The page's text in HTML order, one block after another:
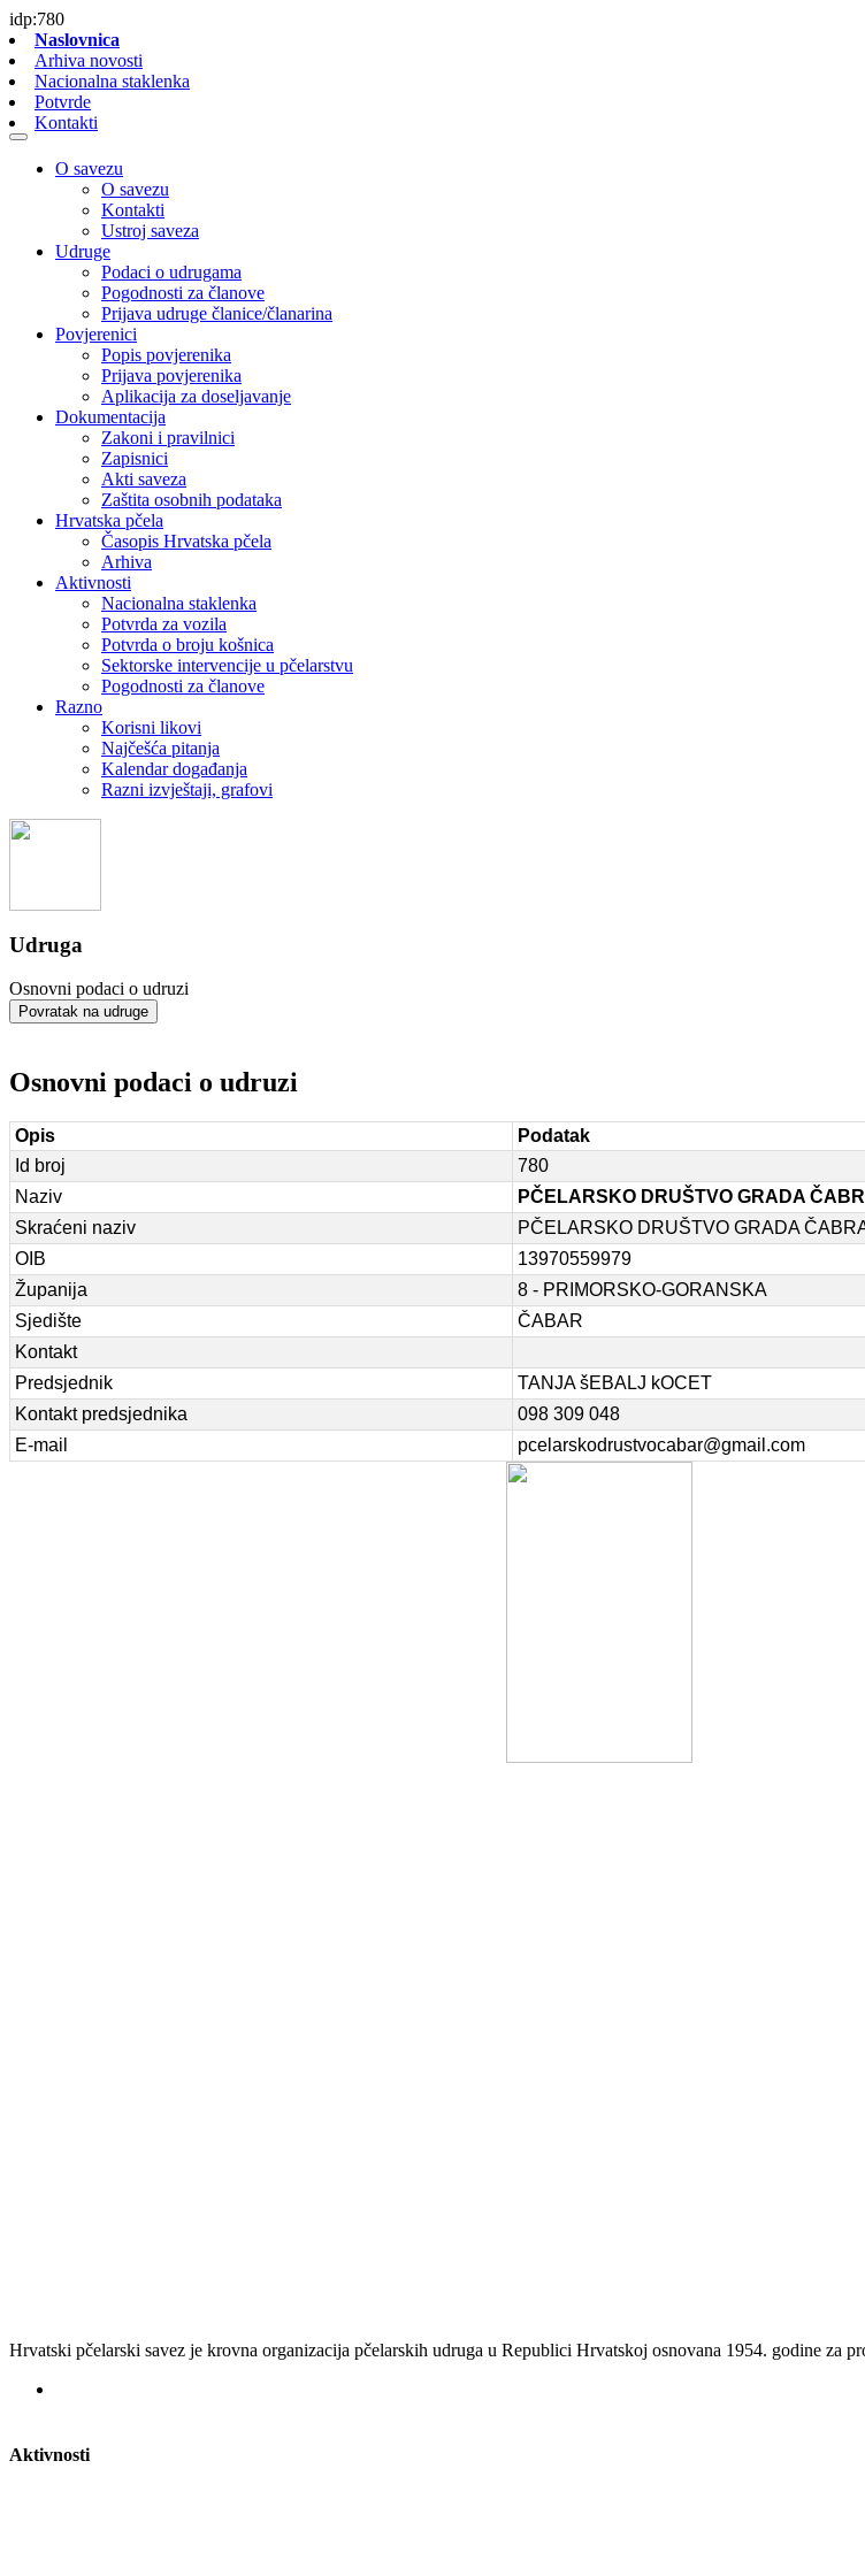
idp:780
Naslovnica
Arhiva novosti
Nacionalna staklenka
Potvrde
Kontakti
O savezu
O savezu
Kontakti
Ustroj saveza
Udruge
Podaci o udrugama
Pogodnosti za članove
Prijava udruge članice/članarina
Povjerenici
Popis povjerenika
Prijava povjerenika
Aplikacija za doseljavanje
Dokumentacija
Zakoni i pravilnici
Zapisnici
Akti saveza
Zaštita osobnih podataka
Hrvatska pčela
Časopis Hrvatska pčela
Arhiva
Aktivnosti
Nacionalna staklenka
Potvrda za vozila
Potvrda o broju košnica
Sektorske intervencije u pčelarstvu
Pogodnosti za članove
Razno
Korisni likovi
Najčešća pitanja
Kalendar događanja
Razni izvještaji, grafovi
Udruga
Osnovni podaci o udruzi
Povratak na udruge
Osnovni podaci o udruzi
Opis
Podatak
Id broj
780
Naziv
PČELARSKO DRUŠTVO GRADA
Skraćeni naziv
PČELARSKO DRUŠTVO GRADA
OIB
13970559979
Županija
8 - PRIMORSKO-GORANSKA
Sjedište
ČABAR
Kontakt
Predsjednik
TANJA šEBALJ kOCET
Kontakt predsjednika
098 309 048
E-mail
pcelarskodrustvocabar@gmail.com
Hrvatski pčelarski savez je krovna organizacija pčelarskih udruga u Republici Hrvatskoj osnovana 1954. godine za
Aktivnosti